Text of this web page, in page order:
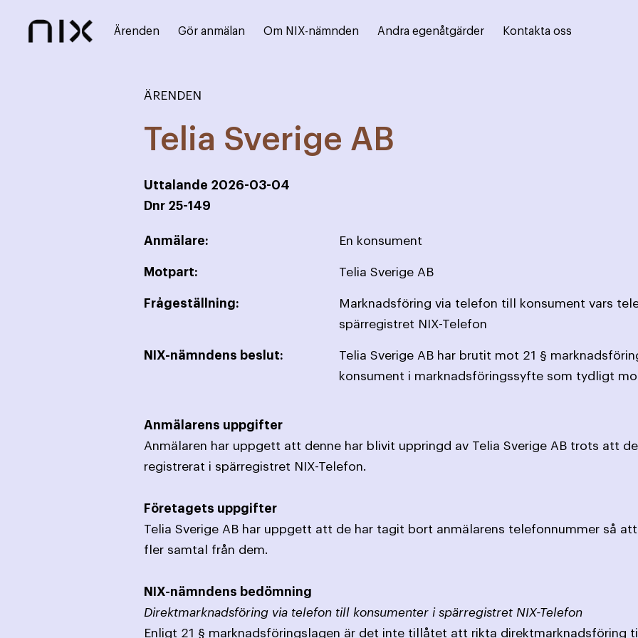
Ärenden Gör anmälan Om NIX-nämnden Andra egenåtgärder Kontakta oss
ÄRENDEN
Telia Sverige AB
Uttalande 2026-03-04
Dnr 25-149
Anmälare: En konsument
Motpart: Telia Sverige AB
Frågeställning:
Marknadsföring via telefon till konsument vars
spärregistret NIX-Telefon
NIX-nämndens beslut:
Telia Sverige AB har brutit mot 21 §
konsument i marknadsföringssyfte som tydligt
Anmälarens uppgifter
Anmälaren har uppgett att denne har blivit uppringd av Telia Sverige AB trots att
registrerat i spärregistret NIX-Telefon.
Företagets uppgifter
Telia Sverige AB har uppgett att de har tagit bort anmälarens telefonnummer så
fler samtal från dem.
NIX-nämndens bedömning
Direktmarknadsföring via telefon till konsumenter i spärregistret NIX-Telefon
Enligt 21 § marknadsföringslagen är det inte tillåtet att rikta direktmarknadsföring